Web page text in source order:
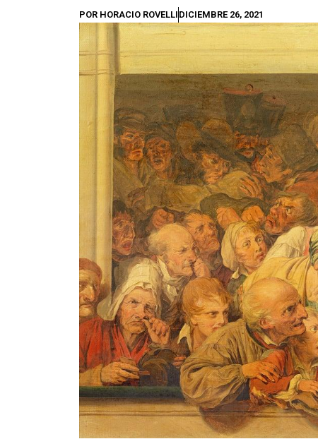
POR HORACIO ROVELLI DICIEMBRE 26, 2021